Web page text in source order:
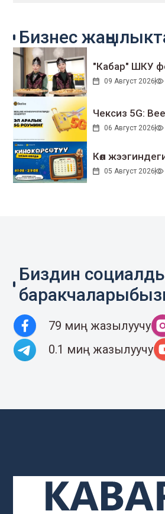
Бизнес
"Кабар" ШКУ
09 Август 2026
Чексиз 5G:
06 Август 2026
Көл
05 Август 2026
Биздин
79 миң жазылуучу
0.1 миң жазылуучу